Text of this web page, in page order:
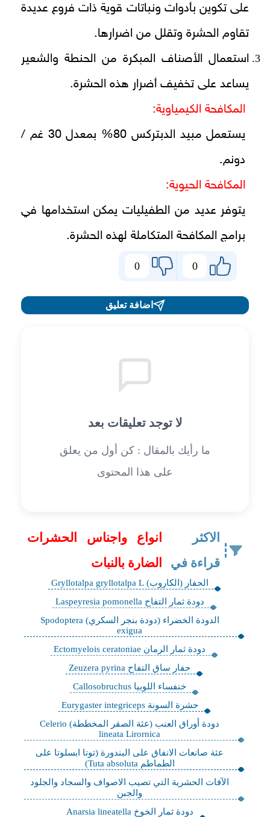
على تكوين بأدوات ونباتات قوية ذات فروع عديدة
تقاوم الحشرة وتقلل من اضرارها.
استعمال الأصناف المبكرة من الحنطة والشعير
يساعد على تخفيف أضرار هذه الحشرة.
المكافحة الكيمياوية:
يستعمل مبيد الدبتركس 80% بمعدل 30 غم /
دونم.
المكافحة الحيوية:
يتوفر عديد من الطفيليات يمكن استخدامها في
برامج المكافحة المتكاملة لهذه الحشرة.
0
0
اضافة تعليق
لا توجد تعليقات بعد
ما رأيك بالمقال : كن أول من يعلق
على هذا المحتوى
الاكثر
قراءة في
انواع واجناس الحشرات
الضارة بالنبات
الحفار (الكاروب) Gryllotalpa gryllotalpa L
دودة ثمار التفاح Laspeyresia pomonella
الدودة الخضراء (دودة بنجر السكري) Spodoptera
exigua
دودة ثمار الرمان Ectomyelois ceratoniae
حفار ساق التفاح Zeuzera pyrina
خنفساء اللوبيا Callosobruchus
حشرة السونة Eurygaster integriceps
دودة أوراق العنب (عثة الصقر المخططة) Celerio
lineata Lirornica
عثة صانعات الانفاق على البندورة (توتا ابسلوتا على
الطماطم Tuta absoluta)
الآفات الحشرية التي تصيب الاصواف والسجاد والجلود
والجبن
دودة ثمار الخوخ Anarsia lineatella